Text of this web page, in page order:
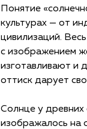
Понятие
культурах — от
цивилизаций.
с изображением
изготавливают и
оттиск дарует
Солнце у древних
изображалось на